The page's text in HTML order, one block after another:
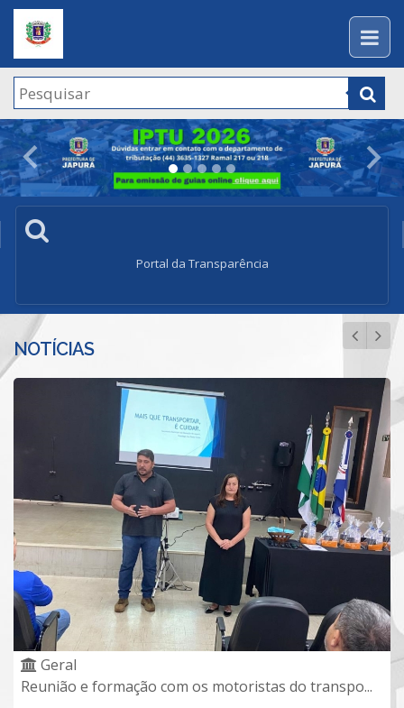
Previous Next
Portal da Transparência
NOTÍCIAS
Geral
Reunião e formação com os motoristas do transpo...